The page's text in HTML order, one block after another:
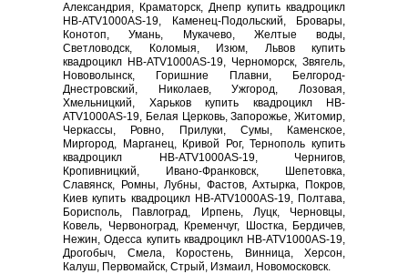
Александрия, Краматорск, Днепр купить квадроцикл
HB-ATV1000AS-19, Каменец-Подольский, Бровары,
Конотоп, Умань, Мукачево, Желтые воды,
Светловодск, Коломыя, Изюм, Львов купить
квадроцикл HB-ATV1000AS-19, Черноморск, Звягель,
Нововолынск, Горишние Плавни, Белгород-
Днестровский, Николаев, Ужгород, Лозовая,
Хмельницкий, Харьков купить квадроцикл HB-
ATV1000AS-19, Белая Церковь, Запорожье, Житомир,
Черкассы, Ровно, Прилуки, Сумы, Каменское,
Миргород, Марганец, Кривой Рог, Тернополь купить
квадроцикл HB-ATV1000AS-19, Чернигов,
Кропивницкий, Ивано-Франковск, Шепетовка,
Славянск, Ромны, Лубны, Фастов, Ахтырка, Покров,
Киев купить квадроцикл HB-ATV1000AS-19, Полтава,
Борисполь, Павлоград, Ирпень, Луцк, Черновцы,
Ковель, Червоноград, Кременчуг, Шостка, Бердичев,
Нежин, Одесса купить квадроцикл HB-ATV1000AS-19,
Дрогобыч, Смела, Коростень, Винница, Херсон,
Калуш, Первомайск, Стрый, Измаил, Новомосковск.